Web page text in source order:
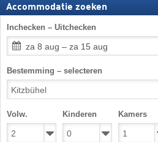
Accommodatie zoeken
Inchecken – Uitchecken
za 8 aug – za 15 aug
Bestemming – selecteren
Volw. Kinderen Kamers